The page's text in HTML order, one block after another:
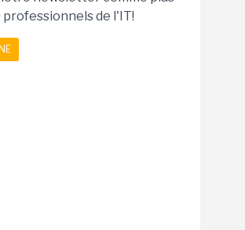
professionnels de l'IT!